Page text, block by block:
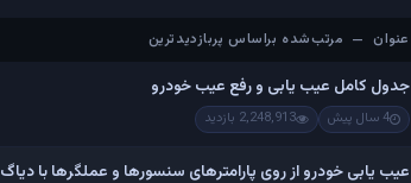
عنوان — مرتب‌شده براساس پربازدیدترین
عنوان — مرتب‌شده براساس پربازدیدترین
جدول کامل عیب یابی و رفع عیب خودرو
4 سال پیش 2,248,913 بازدید
عیب یابی خودرو از روی پارامترهای سنسورها و عملگرها با دیاگ